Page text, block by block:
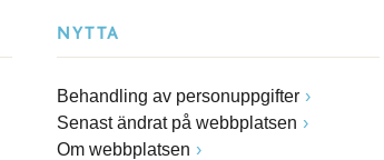
NYTTA
Behandling av personuppgifter
Senast ändrat på webbplatsen
Om webbplatsen